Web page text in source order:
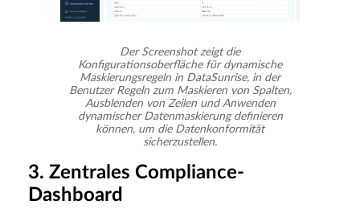
Der Screenshot zeigt die
Konfigurationsoberfläche für dynamische
Maskierungsregeln in DataSunrise, in der
Benutzer Regeln zum Maskieren von Spalten,
Ausblenden von Zeilen und Anwenden
dynamischer Datenmaskierung definieren
können, um die Datenkonformität
sicherzustellen.
3. Zentrales Compliance-
Dashboard